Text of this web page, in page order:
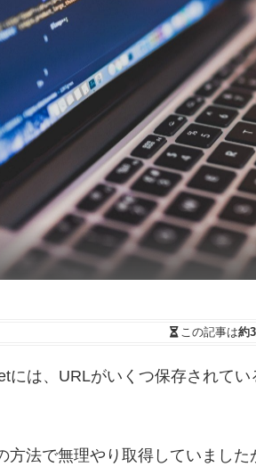
この記事は約
には、URLがいくつ保存されて
方法で無理やり取得していまし